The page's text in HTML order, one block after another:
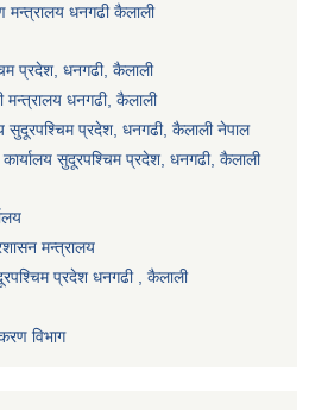
मन्त्रालय धनगढी कैलाली
प्रदेश, धनगढी, कैलाली
मन्त्रालय धनगढी, कैलाली
सुदूरपश्चिम प्रदेश, धनगढी, कैलाली नेपाल
कार्यालय सुदूरपश्चिम प्रदेश, धनगढी, कैलाली
मन्त्रालय
प्रदेश धनगढी , कैलाली
विभाग